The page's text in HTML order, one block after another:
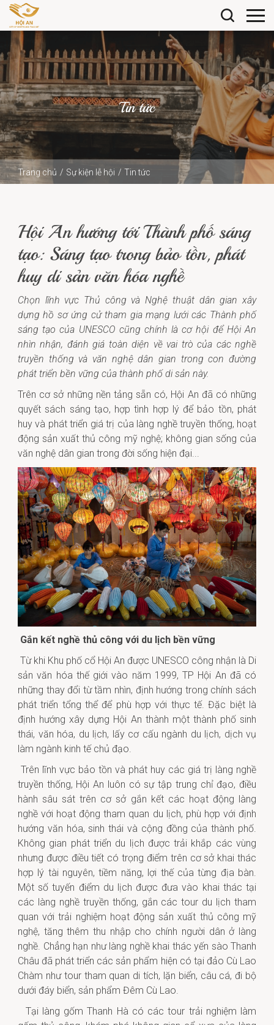
Tin tức
Trang chủ Sự kiện lễ hội
Tin tức
Hội An hướng tới Thành phố sáng
tạo: Sáng tạo trong bảo tồn, phát
huy di sản văn hóa nghề
Chọn lĩnh vực Thủ công và Nghệ thuật dân gian xây
dựng hồ sơ ứng cử tham gia mạng lưới các Thành phố
sáng tạo của UNESCO cũng chính là cơ hội để Hội An
nhìn nhận, đánh giá toàn diện về vai trò của các nghề
truyền thống và văn nghệ dân gian trong con đường
phát triển bền vững của thành phố di sản này.
Trên cơ sở những nền tảng sẵn có, Hội An đã có những
quyết sách sáng tạo, hợp tình hợp lý để bảo tồn, phát
huy và phát triển giá trị của làng nghề truyền thống, hoạt
động sản xuất thủ công mỹ nghệ; không gian sống của
văn nghệ dân gian trong đời sống hiện đại...
Gắn kết nghề thủ công với du lịch bền vững
Từ khi Khu phố cổ Hội An được UNESCO công nhận là Di
sản văn hóa thế giới vào năm 1999, TP Hội An đã có
những thay đổi từ tầm nhìn, định hướng trong chính sách
phát triển tổng thể để phù hợp với thực tế. Đặc biệt là
định hướng xây dựng Hội An thành một thành phố sinh
thái, văn hóa, du lịch, lấy cơ cấu ngành du lịch, dịch vụ
làm ngành kinh tế chủ đạo.
Trên lĩnh vực bảo tồn và phát huy các giá trị làng nghề
truyền thống, Hội An luôn có sự tập trung chỉ đạo, điều
hành sâu sát trên cơ sở gắn kết các hoạt động làng
nghề với hoạt động tham quan du lịch, phù hợp với định
hướng văn hóa, sinh thái và cộng đồng của thành phố.
Không gian phát triển du lịch được trải khắp các vùng
nhưng được điều tiết có trọng điểm trên cơ sở khai thác
hợp lý tài nguyên, tiềm năng, lợi thế của từng địa bàn.
Một số tuyến điểm du lịch được đưa vào khai thác tại
các làng nghề truyền thống, gắn các tour du lịch tham
quan với trải nghiệm hoạt động sản xuất thủ công mỹ
nghệ, tăng thêm thu nhập cho chính người dân ở làng
nghề. Chẳng hạn như làng nghề khai thác yến sào Thanh
Châu đã phát triển các sản phẩm hiện có tại đảo Cù Lao
Chàm như tour tham quan di tích, lặn biển, câu cá, đi bộ
dưới đáy biển, sản phẩm Đêm Cù Lao.
Tại làng gốm Thanh Hà có các tour trải nghiệm làm